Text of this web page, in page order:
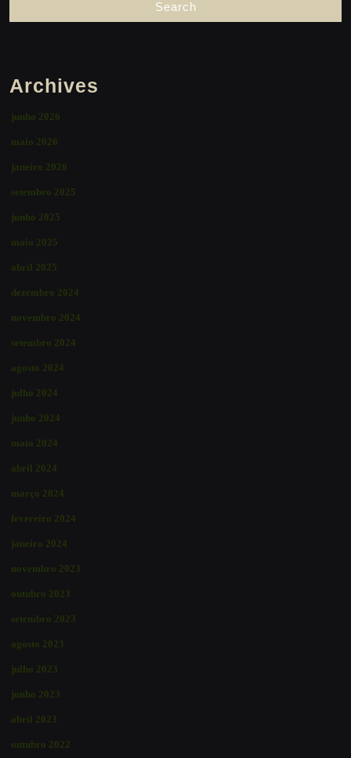
Archives
junho 2026
maio 2026
janeiro 2026
setembro 2025
junho 2025
maio 2025
abril 2025
dezembro 2024
novembro 2024
setembro 2024
agosto 2024
julho 2024
junho 2024
maio 2024
abril 2024
março 2024
fevereiro 2024
janeiro 2024
novembro 2023
outubro 2023
setembro 2023
agosto 2023
julho 2023
junho 2023
abril 2023
outubro 2022